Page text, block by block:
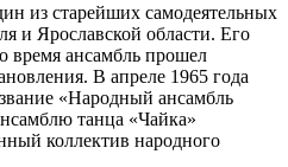
из старейших самодеятельных
и Ярославской области. Его
время ансамбль прошел
В апреле 1965 года
«Народный ансамбль
танца «Чайка»
коллектив народного